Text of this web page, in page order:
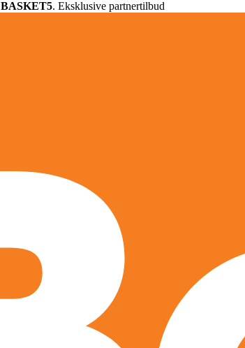
BASKET5. Eksklusive partnertilbud